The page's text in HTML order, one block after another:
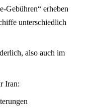
Gebühren“ erheben
unterschiedlich
also auch im
Iran: